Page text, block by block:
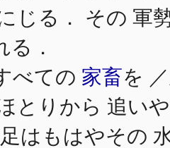
じる． その 軍
る．
べての 家畜を
とりから 追いや
はもはやその